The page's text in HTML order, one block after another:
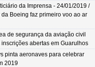
da Imprensa - 24/01/2019 /
Boeing faz primeiro voo ao ar
de segurança da aviação civil
inscrições abertas em Guarulhos
pinta aeronaves para celebrar
2019